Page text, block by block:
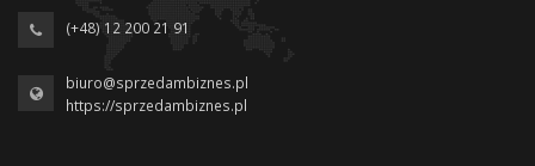
(+48) 12 200 21 91
biuro@sprzedambiznes.pl
https://sprzedambiznes.pl